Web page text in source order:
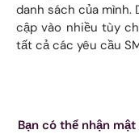
danh sách của mình.
cập vào nhiều tùy
tất cả các yêu cầu
Bạn có thể nhận